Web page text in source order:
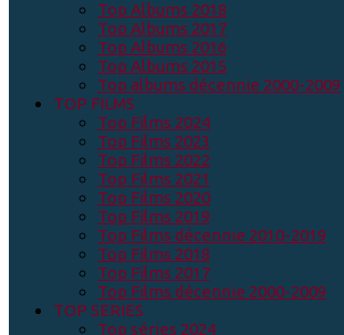
Top Albums 2018
Top Albums 2017
Top Albums 2016
Top Albums 2015
Top albums décennie 2000-2009
TOP FILMS
Top Films 2024
Top Films 2023
Top Films 2022
Top Films 2021
Top Films 2020
Top Films 2019
Top Films décennie 2010-2019
Top Films 2018
Top Films 2017
Top Films décennie 2000-2009
TOP SERIES
Top séries 2024